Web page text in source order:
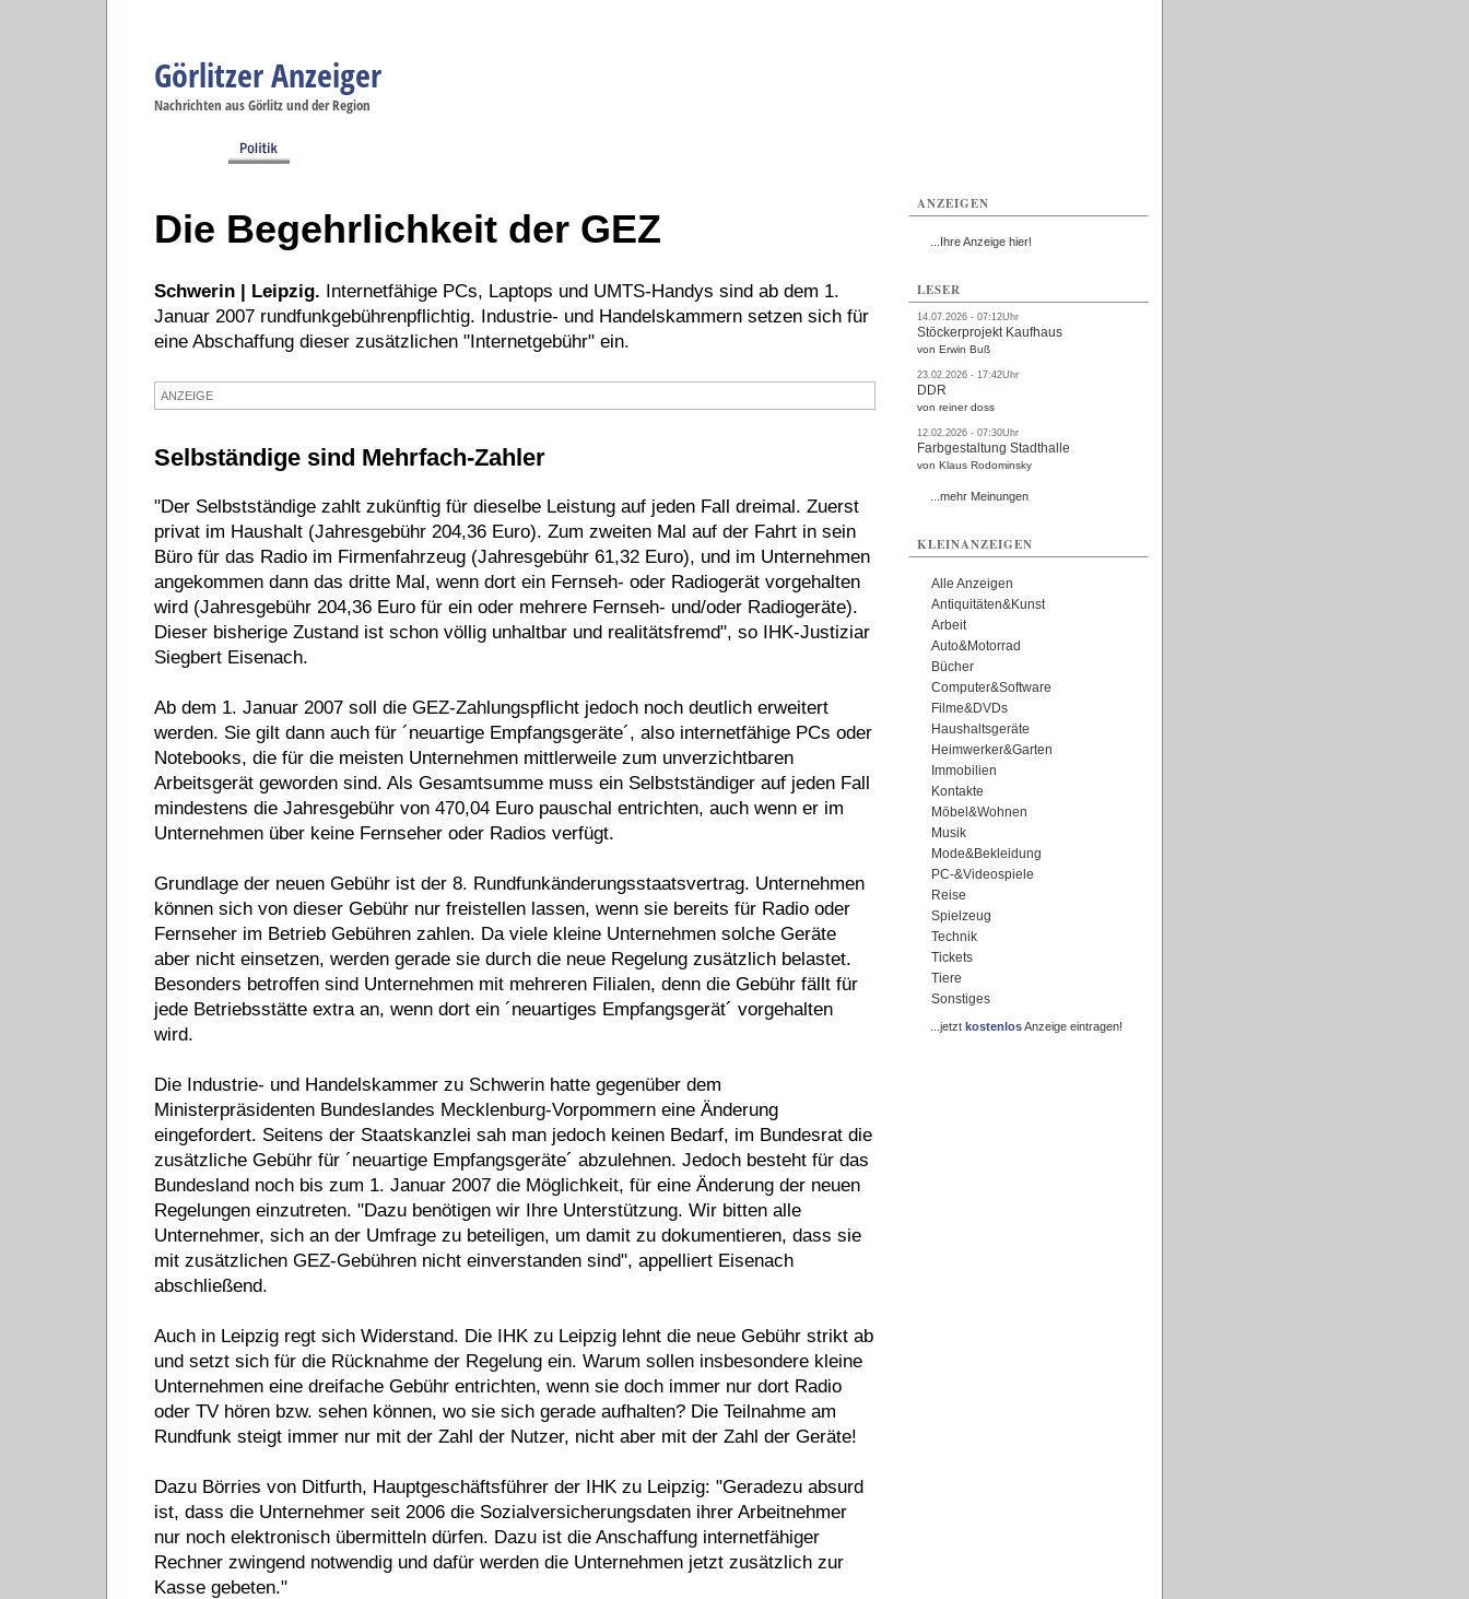
Görlitzer Anzeiger
Nachrichten aus Görlitz und der Region
Die Begehrlichkeit der GEZ
Schwerin | Leipzig. Internetfähige PCs, Laptops und UMTS-Handys sind ab dem 1.
Januar 2007 rundfunkgebührenpflichtig. Industrie- und Handelskammern setzen sich für
eine Abschaffung dieser zusätzlichen "Internetgebühr" ein.
ANZEIGE
Selbständige sind Mehrfach-Zahler
"Der Selbstständige zahlt zukünftig für dieselbe Leistung auf jeden Fall dreimal. Zuerst
privat im Haushalt (Jahresgebühr 204,36 Euro). Zum zweiten Mal auf der Fahrt in sein
Büro für das Radio im Firmenfahrzeug (Jahresgebühr 61,32 Euro), und im Unternehmen
angekommen dann das dritte Mal, wenn dort ein Fernseh- oder Radiogerät vorgehalten
wird (Jahresgebühr 204,36 Euro für ein oder mehrere Fernseh- und/oder Radiogeräte).
Dieser bisherige Zustand ist schon völlig unhaltbar und realitätsfremd", so IHK-Justiziar
Siegbert Eisenach.
Ab dem 1. Januar 2007 soll die GEZ-Zahlungspflicht jedoch noch deutlich erweitert
werden. Sie gilt dann auch für ´neuartige Empfangsgeräte´, also internetfähige PCs oder
Notebooks, die für die meisten Unternehmen mittlerweile zum unverzichtbaren
Arbeitsgerät geworden sind. Als Gesamtsumme muss ein Selbstständiger auf jeden Fall
mindestens die Jahresgebühr von 470,04 Euro pauschal entrichten, auch wenn er im
Unternehmen über keine Fernseher oder Radios verfügt.
Grundlage der neuen Gebühr ist der 8. Rundfunkänderungsstaatsvertrag. Unternehmen
können sich von dieser Gebühr nur freistellen lassen, wenn sie bereits für Radio oder
Fernseher im Betrieb Gebühren zahlen. Da viele kleine Unternehmen solche Geräte
aber nicht einsetzen, werden gerade sie durch die neue Regelung zusätzlich belastet.
Besonders betroffen sind Unternehmen mit mehreren Filialen, denn die Gebühr fällt für
jede Betriebsstätte extra an, wenn dort ein ´neuartiges Empfangsgerät´ vorgehalten
wird.
Die Industrie- und Handelskammer zu Schwerin hatte gegenüber dem
Ministerpräsidenten Bundeslandes Mecklenburg-Vorpommern eine Änderung
eingefordert. Seitens der Staatskanzlei sah man jedoch keinen Bedarf, im Bundesrat die
zusätzliche Gebühr für ´neuartige Empfangsgeräte´ abzulehnen. Jedoch besteht für das
Bundesland noch bis zum 1. Januar 2007 die Möglichkeit, für eine Änderung der neuen
Regelungen einzutreten. "Dazu benötigen wir Ihre Unterstützung. Wir bitten alle
Unternehmer, sich an der Umfrage zu beteiligen, um damit zu dokumentieren, dass sie
mit zusätzlichen GEZ-Gebühren nicht einverstanden sind", appelliert Eisenach
abschließend.
Auch in Leipzig regt sich Widerstand. Die IHK zu Leipzig lehnt die neue Gebühr strikt ab
und setzt sich für die Rücknahme der Regelung ein. Warum sollen insbesondere kleine
Unternehmen eine dreifache Gebühr entrichten, wenn sie doch immer nur dort Radio
oder TV hören bzw. sehen können, wo sie sich gerade aufhalten? Die Teilnahme am
Rundfunk steigt immer nur mit der Zahl der Nutzer, nicht aber mit der Zahl der Geräte!
Dazu Börries von Ditfurth, Hauptgeschäftsführer der IHK zu Leipzig: "Geradezu absurd
ist, dass die Unternehmer seit 2006 die Sozialversicherungsdaten ihrer Arbeitnehmer
nur noch elektronisch übermitteln dürfen. Dazu ist die Anschaffung internetfähiger
Rechner zwingend notwendig und dafür werden die Unternehmen jetzt zusätzlich zur
Kasse gebeten."
ANZEIGEN
...Ihre Anzeige hier!
LESER
14.07.2026 - 07:12Uhr
Stöckerprojekt Kaufhaus
von Erwin Buß
23.02.2026 - 17:42Uhr
DDR
von reiner doss
12.02.2026 - 07:30Uhr
Farbgestaltung Stadthalle
von Klaus Rodominsky
...mehr Meinungen
KLEINANZEIGEN
Alle Anzeigen
Antiquitäten&Kunst
Arbeit
Auto&Motorrad
Bücher
Computer&Software
Filme&DVDs
Haushaltsgeräte
Heimwerker&Garten
Immobilien
Kontakte
Möbel&Wohnen
Musik
Mode&Bekleidung
PC-&Videospiele
Reise
Spielzeug
Technik
Tickets
Tiere
Sonstiges
...jetzt kostenlosAnzeige eintragen!